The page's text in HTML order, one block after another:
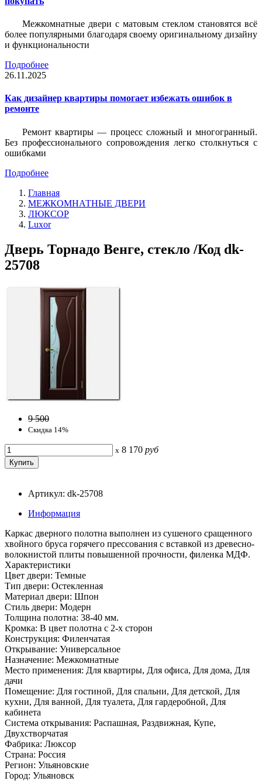
Межкомнатные двери с матовым стеклом становятся всё
более популярными благодаря своему оригинальному дизайну
и функциональности
Подробнее
26.11.2025
Как дизайнер квартиры помогает избежать ошибок в
ремонте
Ремонт квартиры — процесс сложный и многогранный.
Без профессионального сопровождения легко столкнуться с
ошибками
Подробнее
Главная
МЕЖКОМНАТНЫЕ ДВЕРИ
ЛЮКСОР
Luxor
Дверь Торнадо Венге, стекло /Код dk-
25708
9 500
Скидка 14%
x 8 170 руб
Артикул: dk-25708
Информация
Каркас дверного полотна выполнен из сушеного сращенного
хвойного бруса горячего прессования с вставкой из древесно­
волокнистой плиты повышенной прочности, филенка МДФ.
Характеристики
Цвет двери: Темные
Тип двери: Остекленная
Материал двери: Шпон
Стиль двери: Модерн
Толщина полотна: 38-40 мм.
Кромка: В цвет полотна с 2-х сторон
Конструкция: Филенчатая
Открывание: Универсальное
Назначение: Межкомнатные
Место применения: Для квартиры, Для офиса, Для дома, Для
дачи
Помещение: Для гостиной, Для спальни, Для детской, Для
кухни, Для ванной, Для туалета, Для гардеробной, Для
кабинета
Система открывания: Распашная, Раздвижная, Купе,
Двухстворчатая
Фабрика: Люксор
Страна: Россия
Регион: Ульяновские
Город: Ульяновск